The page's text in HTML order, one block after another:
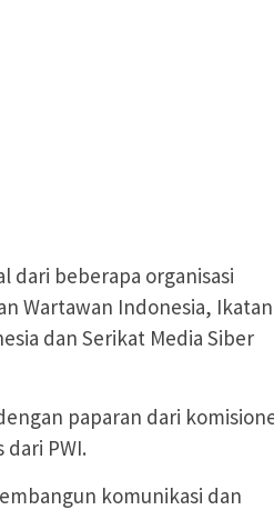
dari beberapa organisasi
Wartawan Indonesia, Ikatan
dan Serikat Media Siber
paparan dari
PWI.
komunikasi dan